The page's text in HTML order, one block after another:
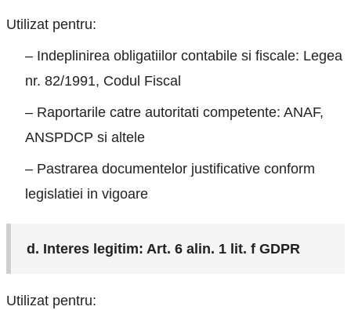
Utilizat pentru:
– Indeplinirea obligatiilor contabile si fiscale: Legea
nr. 82/1991, Codul Fiscal
– Raportarile catre autoritati competente: ANAF,
ANSPDCP si altele
– Pastrarea documentelor justificative conform
legislatiei in vigoare
d. Interes legitim: Art. 6 alin. 1 lit. f GDPR
Utilizat pentru: